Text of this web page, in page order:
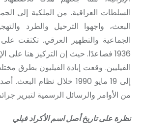
السلطات العراقية. من الملكية إلى
البعث، واجهوا الترحيل والطرد
الجماعية والتطهير العرقي. تكثفت
1936 فصاعدًا. حيث إن التركيز هنا على
إلى 19 مايو 1990 خلال نظام
من الأوامر والرسائل الرسمية لتبرير
نظرة على تاريخ أصل اسم الأكراد فيلي